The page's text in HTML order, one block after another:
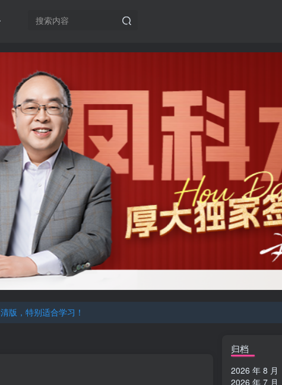
客服微信（微信号：dykz180），客服会协助将登陆方式更改为邮箱登录！
版，特别适合学习！
归档
2026 年 8 月
2026 年 7 月